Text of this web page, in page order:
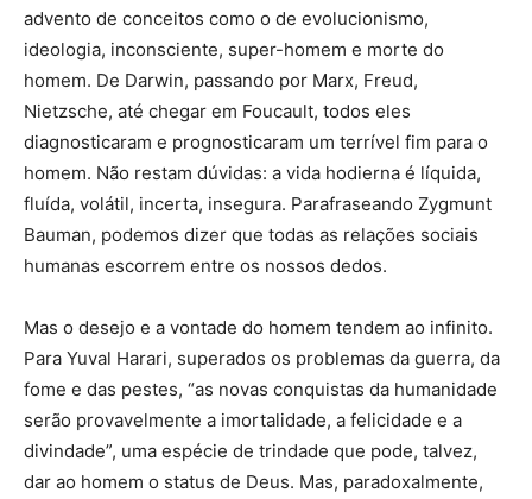
advento de conceitos como o de evolucionismo,
ideologia, inconsciente, super-homem e morte do
homem. De Darwin, passando por Marx, Freud,
Nietzsche, até chegar em Foucault, todos eles
diagnosticaram e prognosticaram um terrível fim para o
homem. Não restam dúvidas: a vida hodierna é líquida,
fluída, volátil, incerta, insegura. Parafraseando Zygmunt
Bauman, podemos dizer que todas as relações sociais
humanas escorrem entre os nossos dedos.
Mas o desejo e a vontade do homem tendem ao infinito.
Para Yuval Harari, superados os problemas da guerra, da
fome e das pestes, “as novas conquistas da humanidade
serão provavelmente a imortalidade, a felicidade e a
divindade”, uma espécie de trindade que pode, talvez,
dar ao homem o status de Deus. Mas, paradoxalmente,